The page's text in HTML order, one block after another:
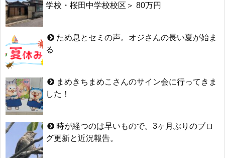
学校・桜田中学校校区＞ 80万円
ため息とセミの声。オジさんの長い夏が始ま
る
まめきちまめこさんのサイン会に行ってきま
した！
時が経つのは早いもので。3ヶ月ぶりのブロ
グ更新と近況報告。